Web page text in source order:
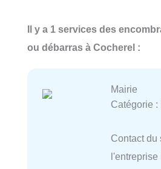
Il y a 1 services des
ou débarras à Cocherel :
Mairie
Catégorie :
Contact du
l'entreprise